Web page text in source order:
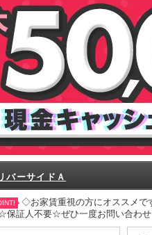
バーサイドＡ
◇お家賃重視の方にオススメ
保証人不要☆ぜひ一度お問い合わせ